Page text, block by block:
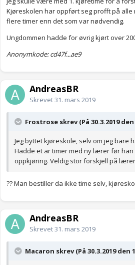
Kjøreskolen har oppført seg profft på alle
flere timer enn det som var nødvendig.
Ungdommen hadde for øvrig kjørt over
Anonymkode: cd47f...ae9
AndreasBR
Skrevet31. mars 2019
Frostrose skrev (På 30.3.2019 den
Jeg byttet kjøreskole, selv om jeg bare
Hadde et ar timer med ny lærer før han
oppkjøring. Veldig stor forskjell på
?? Man bestiller da ikke time selv,
AndreasBR
Skrevet31. mars 2019
Macaron skrev (På 30.3.2019 den